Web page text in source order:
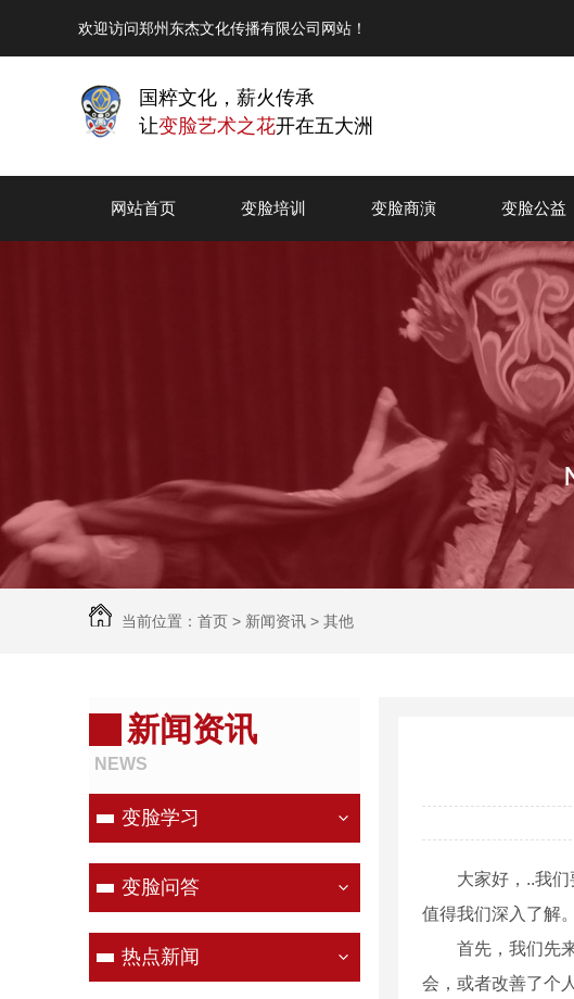
欢迎访问郑州东杰文化传播有限公司网站！
国粹文化，薪火传承
让变脸艺术之花开在五大洲
网站首页 变脸培训 变脸商演 变脸公益
当前位置： 首页 > 新闻资讯 > 其他
新闻资讯
NEWS
变脸学习
变脸问答
热点新闻
大家好，..我
值得我们深入了解。
首先，我们先
会，或者改善了个